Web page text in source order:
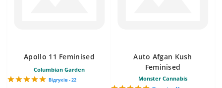
Apollo 11 Feminised
Columbian Garden
Відгуків - 22
Auto Afgan Kush
Feminised
Monster Cannabis